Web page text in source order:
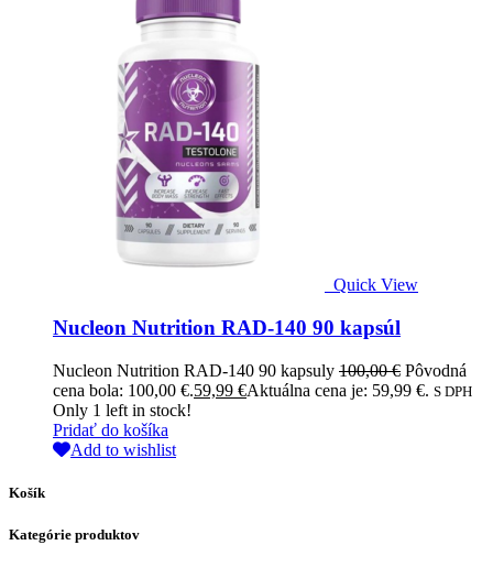
Quick View
Nucleon Nutrition RAD-140 90 kapsúl
Nucleon Nutrition RAD-140 90 kapsuly 100,00€ Pôvodná
cena bola: 100,00 €.59,99 €Aktuálna cena je: 59,99 €. S DPH
Only 1 left in stock!
Pridať do košíka
Add to wishlist
Košík
Kategórie produktov